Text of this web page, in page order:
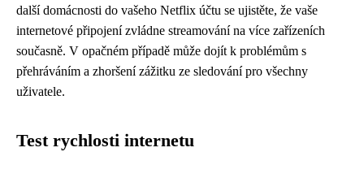
další domácnosti do vašeho Netflix účtu se ujistěte, že vaše
internetové připojení zvládne streamování na více zařízeních
současně. V opačném případě může dojít k problémům s
přehráváním a zhoršení zážitku ze sledování pro všechny
uživatele.
Test rychlosti internetu